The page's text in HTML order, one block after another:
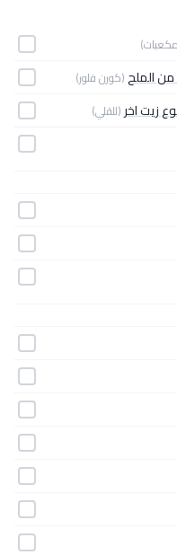
الملح(كورن فلور)
زيت اخر (للقلي)